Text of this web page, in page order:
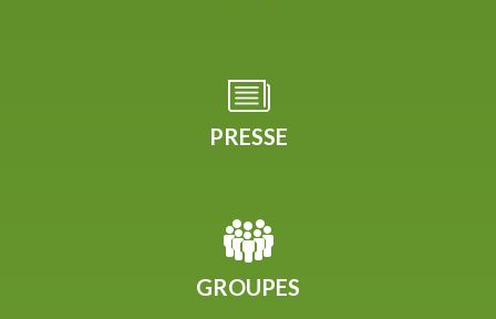
PRESSE
GROUPES